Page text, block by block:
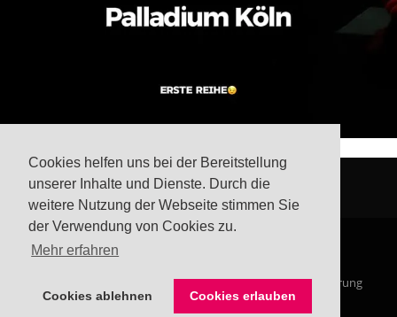
Cookies helfen uns bei der Bereitstellung
unserer Inhalte und Dienste. Durch die
weitere Nutzung der Webseite stimmen Sie
der Verwendung von Cookies zu.
Mehr erfahren
Cookies ablehnen Cookies erlauben
Impressum Datenschutzerklärung